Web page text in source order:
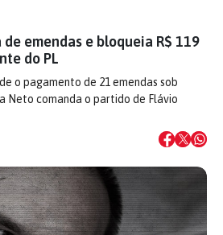
emendas e bloqueia R$ 119
do PL
o pagamento de 21 emendas sob
Neto comanda o partido de Flávio